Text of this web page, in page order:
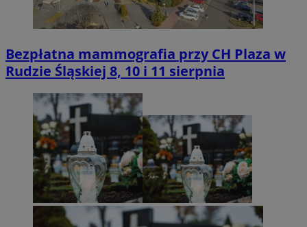
Bezpłatna mammografia przy CH Plaza w
Rudzie Śląskiej 8, 10 i 11 sierpnia